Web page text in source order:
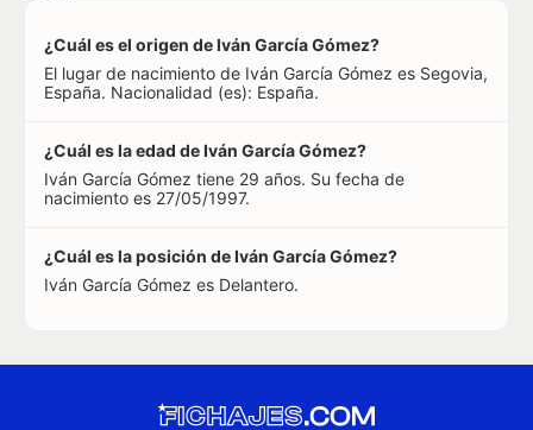
¿Cuál es el origen de Iván García Gómez?
El lugar de nacimiento de Iván García Gómez es Segovia,
España. Nacionalidad (es): España.
¿Cuál es la edad de Iván García Gómez?
Iván García Gómez tiene 29 años. Su fecha de
nacimiento es 27/05/1997.
¿Cuál es la posición de Iván García Gómez?
Iván García Gómez es Delantero.